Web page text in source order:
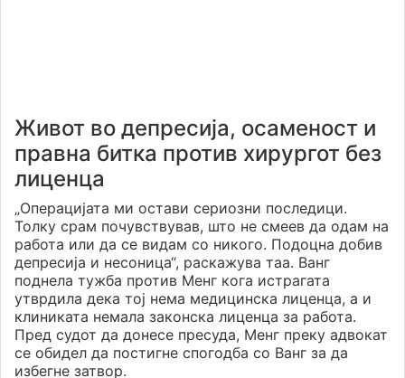
Живот во депресија, осаменост и
правна битка против хирургот без
лиценца
„Операцијата ми остави сериозни последици.
Толку срам почувствував, што не смеев да одам на
работа или да се видам со никого. Подоцна добив
депресија и несоница“, раскажува таа. Ванг
поднела тужба против Менг кога истрагата
утврдила дека тој нема медицинска лиценца, а и
клиниката немала законска лиценца за работа.
Пред судот да донесе пресуда, Менг преку адвокат
се обидел да постигне спогодба со Ванг за да
избегне затвор.